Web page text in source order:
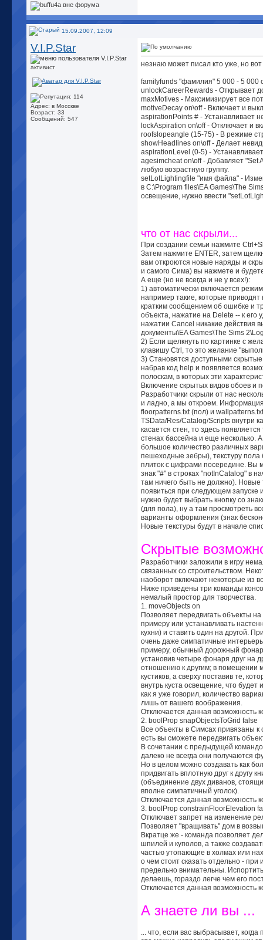
15.09.2007, 12:09
V.I.P.Star
активист
Адрес: в Мосскве
Возраст: 33
Сообщений: 547
незнаю может писал кто уже, но
familyfunds "фамилия" 5 000 - 5 000
unlockCareerRewards - Открывает
maxMotives - Максимизирует все
motiveDecay on\off - Включает и
aspirationPoints # - Устанавливает
lockAspiration on\off - Отключает и
roofslopeangle (15-75) - В режиме
showHeadlines on\off - Делает
aspirationLevel (0-5) -
agesimcheat on\off - Добавляет "Set
любую возрастную группу.
setLotLightingfile "имя файла" -
в C:\Program files\EA Games\The
освещение, нужно ввести
что от нас скрыли...
При создании семьи нажмите
Затем нажмите ENTER, затем
вам откроются новые наряды и
и самого Сима) вы нажмете и
А еще (но не всегда и не у всех!):
1) автоматически включается
например такие, которые
кратким сообщением об ошибке и
объекта, нажатие на Delete -- к его
нажатии Cancel никакие действия
документы\EA Games\The Sims
2) Если щелкнуть по картинке с
клавишу Ctrl, то это желание
3) Становятся доступными
набрав код help и появляется
полоскам, в которых эти
Включение скрытых видов обоев и
Разработчики скрыли от нас
и ладно, а мы откроем.
floorpatterns.txt (пол) и
TSData/Res/Catalog/Scripts внутри
касается стен, то здесь
стенах бассейна и еще несколько.
большое количество различных
пешеходные зебры), текстуру пола
плиток с цифрами посередине. Вы
знак "#" в строках "notInCatalog" в
там ничего быть не должно).
появиться при следующем запуске
нужно будет выбрать кнопку со
(для пола), ну а там просмотреть
варианты оформления (знак
Новые текстуры будут в начале
Скрытые
Разработчики заложили в игру
связанных со строительством.
наоборот включают некоторые из
Ниже приведены три команды
немалый простор для творчества.
1. moveObjects on
Позволяет передвигать объекты
примеру или устанавливать
кухни) и ставить один на другой.
очень даже симпатичные
примеру, обычный дорожный
установив четыре фонаря друг на
отношению к другим; в помещении
кустиков, а сверху поставив те,
внутрь куста освещение, что будет
как я уже говорил, количество
лишь от вашего воображения.
Отключается данная возможность
2. boolProp snapObjectsToGrid false
Все объекты в Симсах привязаны к
есть вы сможете передвигать
В сочетании с предыдущей
далеко не всегда они получаются
Но в целом можно создавать как
придвигать вплотную друг к другу
(объединение двух диванов,
вполне симпатичный уголок).
Отключается данная возможность
3. boolProp constrainFloorElevation
Отключает запрет на изменение
Позволяет "вращивать" дом в
Вкратце же - команда позволяет
шпилей и куполов, а также
частью утопающие в холмах или
о чем стоит сказать отдельно -
предельно внимательны.
делаешь, гораздо легче чем его
Отключается данная возможность
А знаете ли вы ...
... что, если вас выбрасывает,